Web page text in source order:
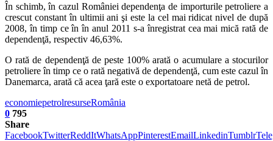
În schimb, în cazul României dependenţa de importurile petroliere a
crescut constant în ultimii ani şi este la cel mai ridicat nivel de după
2008, în timp ce în în anul 2011 s-a înregistrat cea mai mică rată de
dependenţă, respectiv 46,63%.
O rată de dependenţă de peste 100% arată o acumulare a stocurilor
petroliere în timp ce o rată negativă de dependenţă, cum este cazul în
Danemarca, arată că acea ţară este o exportatoare netă de petrol.
economiepetrolresurseRomânia
0 795
Share
FacebookTwitterReddItWhatsAppPinterestEmailLinkedinTumblr